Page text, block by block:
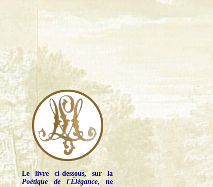
Le livre ci-dessous, sur la
Poétique de l'Élégance, ne